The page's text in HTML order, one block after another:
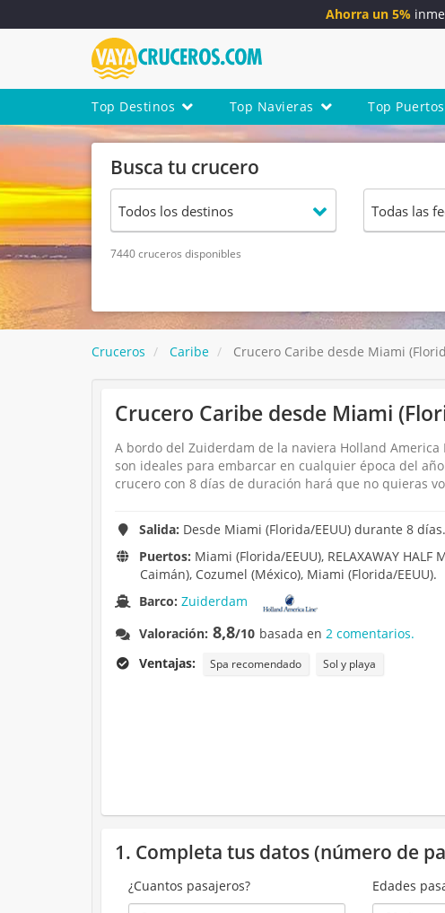
Ahorra un 5%
Top Destinos Top Navieras Top Puertos
Busca tu crucero
7440 cruceros disponibles
Cruceros Caribe Crucero Caribe desde Miami
Crucero Caribe desde Miami
A bordo del Zuiderdam de la naviera Holland
son ideales para embarcar en cualquier época del
crucero con 8 días de duración hará que no quieras
Salida: Desde Miami (Florida/EEUU) durante 8
Puertos: Miami (Florida/EEUU), RELAXAWAY
Caimán), Cozumel (México), Miami (Florida/EEUU).
Barco:Zuiderdam
Valoración: 8,8/10 basada en 2 comentarios.
Ventajas:
Spa recomendado Sol y playa
1. Completa tus datos (número de
¿Cuantos pasajeros? Edades